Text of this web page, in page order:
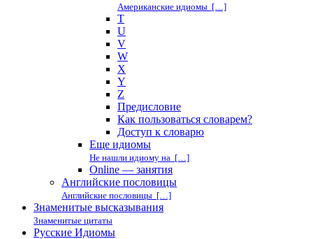
Американские идиомы […]
T
U
V
W
X
Y
Z
Предисловие
Как пользоваться словарем?
Доступ к словарю
Еще идиомы
Не нашли идиому на […]
Online — занятия
Английские пословицы
Английские пословицы […]
Знаменитые высказывания
Знаменитые цитаты
Русские Идиомы